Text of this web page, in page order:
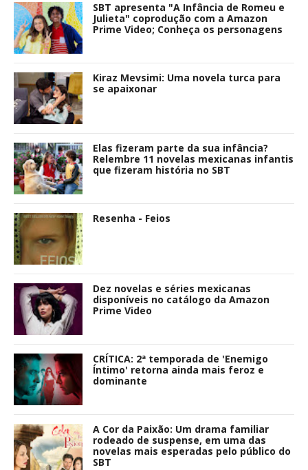
SBT apresenta "A Infância de Romeu e
Julieta" coprodução com a Amazon
Prime Video; Conheça os personagens
Kiraz Mevsimi: Uma novela turca para
se apaixonar
Elas fizeram parte da sua infância?
Relembre 11 novelas mexicanas infantis
que fizeram história no SBT
Resenha - Feios
Dez novelas e séries mexicanas
disponíveis no catálogo da Amazon
Prime Video
CRÍTICA: 2ª temporada de 'Enemigo
Íntimo' retorna ainda mais feroz e
dominante
A Cor da Paixão: Um drama familiar
rodeado de suspense, em uma das
novelas mais esperadas pelo público do
SBT